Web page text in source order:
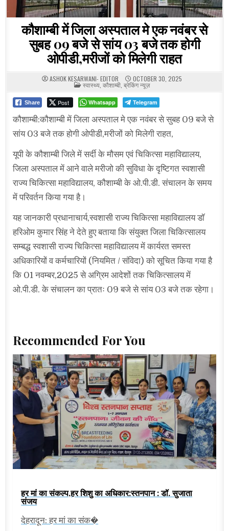
कौशाम्बी में जिला अस्पताल मे एक नवंबर से
सुबह 09 बजे से सांय 03 बजे तक होगी
ओपीडी,मरीजों को मिलेगी राहत
ASHOK KESARWANI- EDITOR OCTOBER 30, 2025
POSTED
IN
स्वास्थ्य कौशाम्बी ब्रेकिंग न्यूज़
Share Post Whatsapp Telegram
कौशाम्बी:कौशाम्बी में जिला अस्पताल मे एक नवंबर से सुबह 09 बजे से
सांय 03 बजे तक होगी ओपीडी,मरीजों को मिलेगी राहत,
यूपी के कौशाम्बी जिले में सर्दी के मौसम एवं चिकित्सा महाविद्यालय,
जिला अस्पताल में आने वाले मरीजो की सुविधा के दृष्टिगत स्वशासी
राज्य चिकित्सा महाविद्यालय, कौशाम्बी के ओ.पी.डी. संचालन के समय
में परिवर्तन किया गया है।
यह जानकारी प्रधानाचार्य,स्वशासी राज्य चिकित्सा महाविद्यालय डॉ
हरिओम कुमार सिंह ने देते हुए बताया कि संयुक्त जिला चिकित्सालय
सम्बद्ध स्वशासी राज्य चिकित्सा महाविद्यालय में कार्यरत समस्त
अधिकारियों व कर्मचारियों (नियमित / संविदा) को सूचित किया गया है
कि 01 नवम्बर,2025 से अग्रिम आदेशों तक चिकित्सालय में
ओ.पी.डी. के संचालन का प्रातः 09 बजे से सांय 03 बजे तक रहेगा।
Recommended For You
हर मां का संकल्प,हर शिशु का अधिकार:स्तनपान : डॉ. सुजाता
संजय
देहरादून: हर मां का संक�